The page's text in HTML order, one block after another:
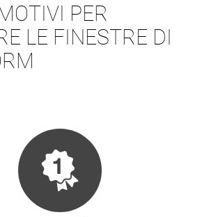
PER
LE FINESTRE DI